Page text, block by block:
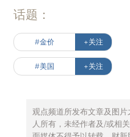
话题：
#金价 +关注
#美国 +关注
观点频道所发布文章及图
人所有，未经作者及/或相